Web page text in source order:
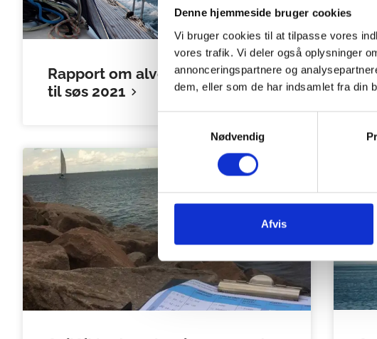
Denne hjemmeside bruger cookies
Vi bruger cookies til at tilpasse vores
vores trafik. Vi deler også oplysninger
annonceringspartnere og
dem, eller som de har indsamlet fra din
Nødvendig
Afvis
Rapport om alvorlige hændelser
til søs 2021